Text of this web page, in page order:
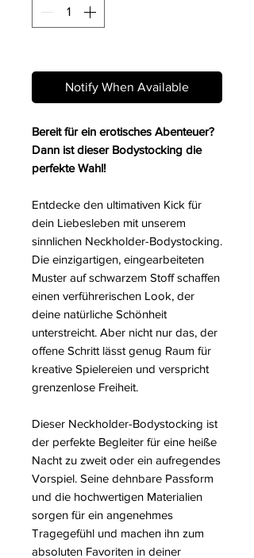
Notify When Available
Bereit für ein erotisches Abenteuer?
Dann ist dieser Bodystocking die
perfekte Wahl!
Entdecke den ultimativen Kick für
dein Liebesleben mit unserem
sinnlichen Neckholder-Bodystocking.
Die einzigartigen, eingearbeiteten
Muster auf schwarzem Stoff schaffen
einen verführerischen Look, der
deine natürliche Schönheit
unterstreicht. Aber nicht nur das, der
offene Schritt lässt genug Raum für
kreative Spielereien und verspricht
grenzenlose Freiheit.
Dieser Neckholder-Bodystocking ist
der perfekte Begleiter für eine heiße
Nacht zu zweit oder ein aufregendes
Vorspiel. Seine dehnbare Passform
und die hochwertigen Materialien
sorgen für ein angenehmes
Tragegefühl und machen ihn zum
absoluten Favoriten in deiner